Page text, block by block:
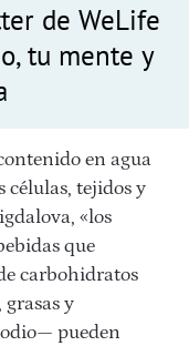
de WeLife
tu mente y
en agua
células, tejidos y
«los
que
carbohidratos
y
pueden